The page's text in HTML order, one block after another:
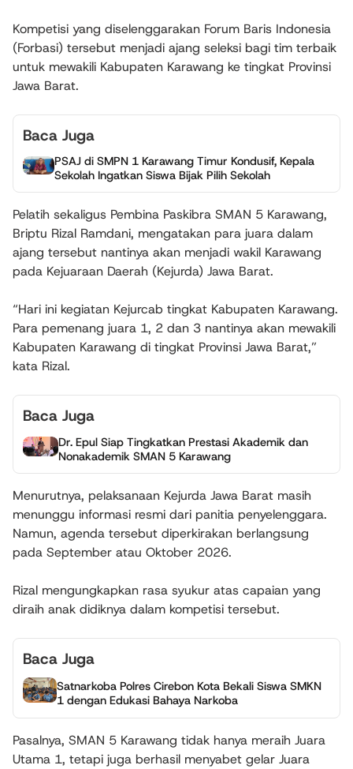
Kompetisi yang diselenggarakan Forum Baris Indonesia
(Forbasi) tersebut menjadi ajang seleksi bagi tim terbaik
untuk mewakili Kabupaten Karawang ke tingkat Provinsi
Jawa Barat.
Baca Juga
PSAJ di SMPN 1 Karawang Timur Kondusif, Kepala
Sekolah Ingatkan Siswa Bijak Pilih Sekolah
Pelatih sekaligus Pembina Paskibra SMAN 5 Karawang,
Briptu Rizal Ramdani, mengatakan para juara dalam
ajang tersebut nantinya akan menjadi wakil Karawang
pada Kejuaraan Daerah (Kejurda) Jawa Barat.
“Hari ini kegiatan Kejurcab tingkat Kabupaten Karawang.
Para pemenang juara 1, 2 dan 3 nantinya akan mewakili
Kabupaten Karawang di tingkat Provinsi Jawa Barat,”
kata Rizal.
Baca Juga
Dr. Epul Siap Tingkatkan Prestasi Akademik dan
Nonakademik SMAN 5 Karawang
Menurutnya, pelaksanaan Kejurda Jawa Barat masih
menunggu informasi resmi dari panitia penyelenggara.
Namun, agenda tersebut diperkirakan berlangsung
pada September atau Oktober 2026.
Rizal mengungkapkan rasa syukur atas capaian yang
diraih anak didiknya dalam kompetisi tersebut.
Baca Juga
Satnarkoba Polres Cirebon Kota Bekali Siswa SMKN
1 dengan Edukasi Bahaya Narkoba
Pasalnya, SMAN 5 Karawang tidak hanya meraih Juara
Utama 1, tetapi juga berhasil menyabet gelar Juara